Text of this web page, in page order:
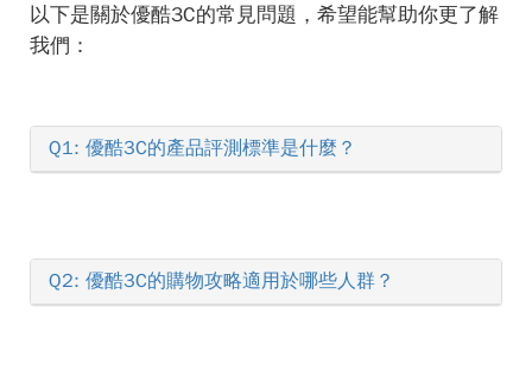
以下是關於優酷3C的常見問題，希望能幫助你更了解
我們：
Q1: 優酷3C的產品評測標準是什麼？
Q2: 優酷3C的購物攻略適用於哪些人群？